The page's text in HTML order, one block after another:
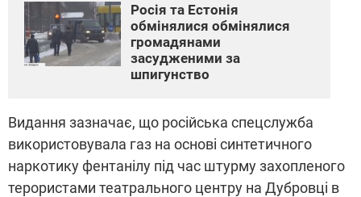
Росія та Естонія
обмінялися обмінялися
громадянами
засудженими за
шпигунство
Видання зазначає, що російська спецслужба
використовувала газ на основі синтетичного
наркотику фентанілу під час штурму захопленого
терористами театрального центру на Дубровці в